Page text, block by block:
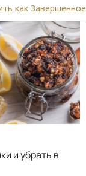
как Завершенное
и убрать в